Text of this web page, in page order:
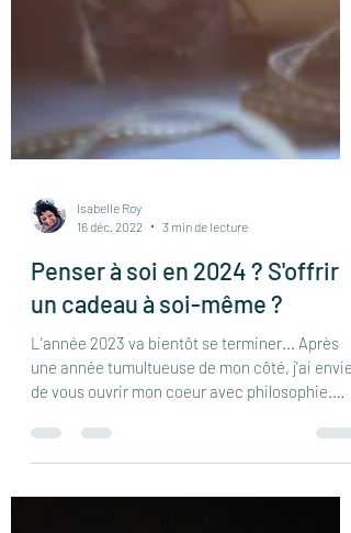
16 déc. 2022
3 min de lecture
Penser à soi en 2024 ? S'offrir
un cadeau à soi-même ?
L'année 2023 va bientôt se terminer... Après
de vous ouvrir mon coeur avec philosophie.
Si...